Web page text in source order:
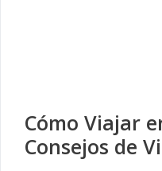
Cómo Viajar
Consejos de